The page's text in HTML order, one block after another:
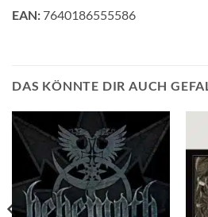
EAN: 7640186555586
DAS KÖNNTE DIR AUCH